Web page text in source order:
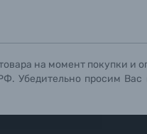
на момент покупки и
Убедительно просим Вас